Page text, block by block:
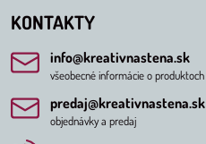
KONTAKTY
info​@kreativnastena​.sk
všeobecné informácie o produktoch
predaj​@kreativnastena​.sk
objednávky a predaj